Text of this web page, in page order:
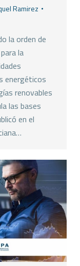
Ramirez
la orden de
la
energéticos
renovables
las bases
en el